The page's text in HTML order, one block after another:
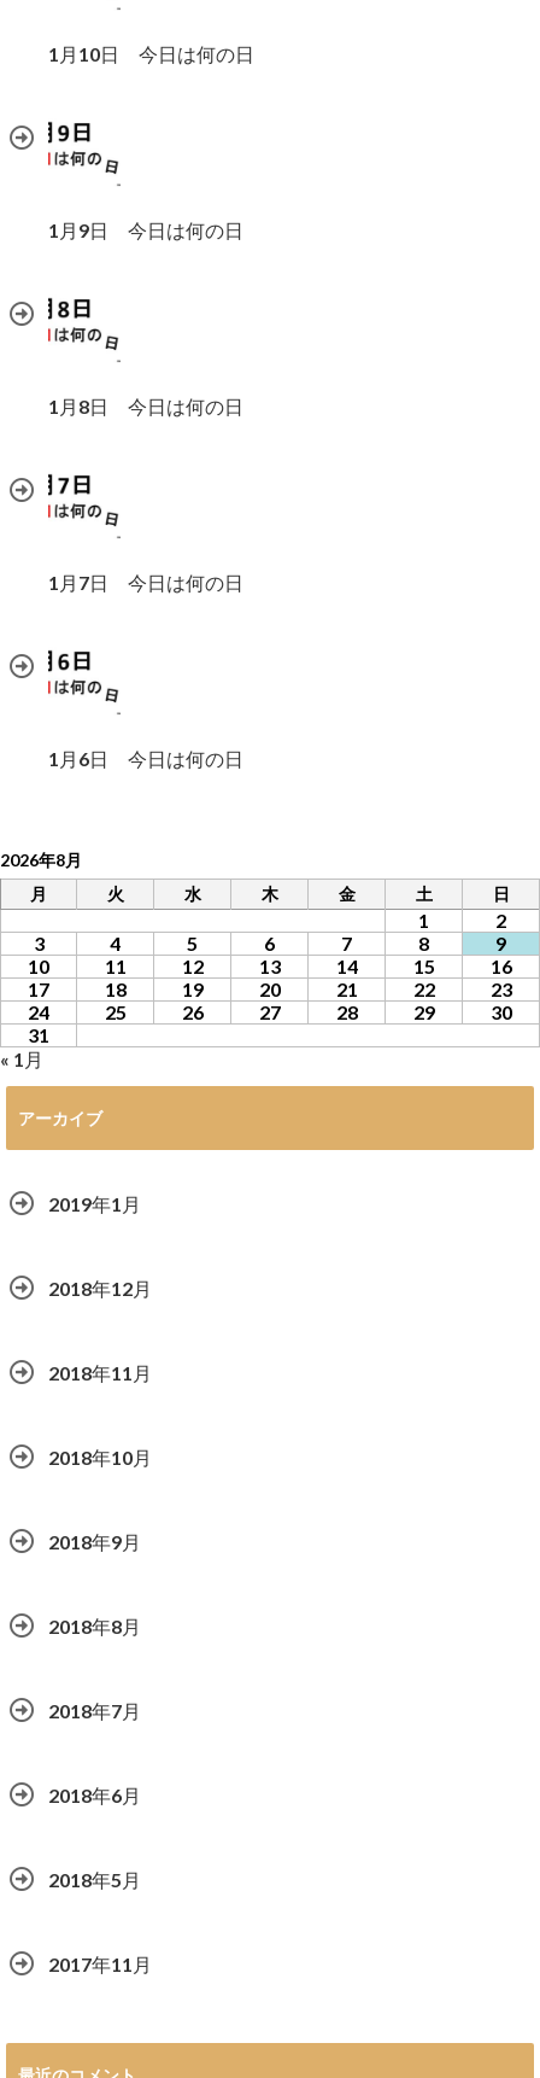
1月10日 今日は何の日
1月9日 今日は何の日
1月8日 今日は何の日
1月7日 今日は何の日
1月6日 今日は何の日
2026年8月
月
火 水 木 金 土 日
1
2
3
4 5 6 7 8
9
10
11 12 13 14 15
16
17
18 19 20 21 22
23
24
25 26 27 28 29
30
31
« 1月
アーカイブ
2019年1月
2018年12月
2018年11月
2018年10月
2018年9月
2018年8月
2018年7月
2018年6月
2018年5月
2017年11月